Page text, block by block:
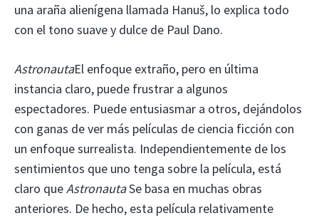
una araña alienígena llamada Hanuš, lo explica todo
con el tono suave y dulce de Paul Dano.
AstronautaEl enfoque extraño, pero en última
instancia claro, puede frustrar a algunos
espectadores. Puede entusiasmar a otros, dejándolos
con ganas de ver más películas de ciencia ficción con
un enfoque surrealista. Independientemente de los
sentimientos que uno tenga sobre la película, está
claro queAstronautaSe basa en muchas obras
anteriores. De hecho, esta película relativamente